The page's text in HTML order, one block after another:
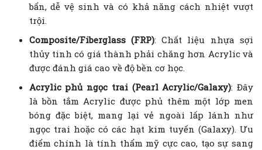
bẩn, dễ vệ sinh và có khả năng cách nhiệt vượt
trội.
Composite/Fiberglass (FRP): Chất liệu nhựa sợi
thủy tinh có giá thành phải chăng hơn Acrylic và
được đánh giá cao về độ bền cơ học.
Acrylic phủ ngọc trai (Pearl Acrylic/Galaxy): Đây
là bồn tắm Acrylic được phủ thêm một lớp men
bóng đặc biệt, mang lại vẻ ngoài lấp lánh như
ngọc trai hoặc có các hạt kim tuyến (Galaxy). Ưu
điểm chính là tính thẩm mỹ cực cao, tạo sự sang